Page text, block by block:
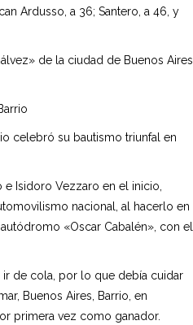
Ardusso, a 36; Santero, a 46, y
de la ciudad de Buenos Aires,
celebró su bautismo triunfal en
Isidoro Vezzaro en el inicio,
nacional, al hacerlo en
«Oscar Cabalén», con el
de cola, por lo que debía cuidar
Buenos Aires, Barrio, en
primera vez como ganador.